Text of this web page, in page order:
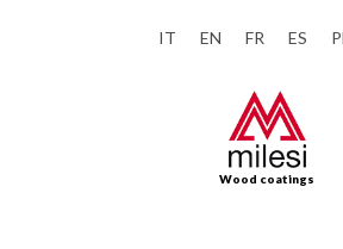
IT EN FR ES
Wood coatings